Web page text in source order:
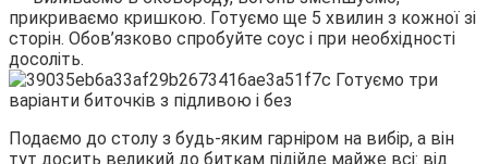
прикриваємо кришкою. Готуємо ще 5 хвилин з кожної зі
сторін. Обов’язково спробуйте соус і при необхідності
досоліть.
Подаємо до столу з будь-яким гарніром на вибір, а він
тут досить великий до биткам підійде майже всі: від